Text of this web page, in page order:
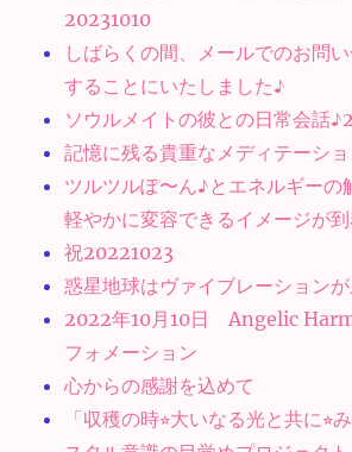
20231010
しばらくの間、メールでのお問
することにいたしました♪
ソウルメイトの彼との日常会話
記憶に残る貴重なメディテーシ
ツルツルぽ〜ん♪とエネルギーの
軽やかに変容できるイメージが到
祝20221023
惑星地球はヴァイブレーション
2022年10月10日 Angelic
フォメーション
心からの感謝を込めて
「収穫の時⭐︎大いなる光と共に⭐︎